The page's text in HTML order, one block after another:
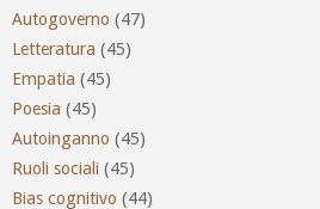
Autogoverno (47)
Letteratura (45)
Empatia (45)
Poesia (45)
Autoinganno (45)
Ruoli sociali (45)
Bias cognitivo (44)